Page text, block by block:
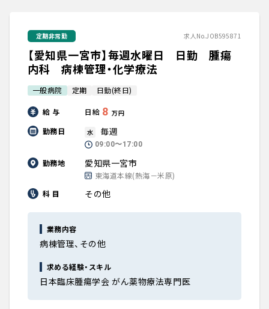
定期非常勤 求人No.JOB595871
【愛知県一宮市】毎週水曜日 日勤 腫瘍
内科 病棟管理・化学療法
一般病院 定期 日勤(終日)
給 与 日給 8 万円
勤務日 水 毎週
09:00〜17:00
勤務地 愛知県一宮市
東海道本線(熱海－米原)
科 目
その他
業務内容
病棟管理、その他
求める経験・スキル
日本臨床腫瘍学会 がん薬物療法専門医